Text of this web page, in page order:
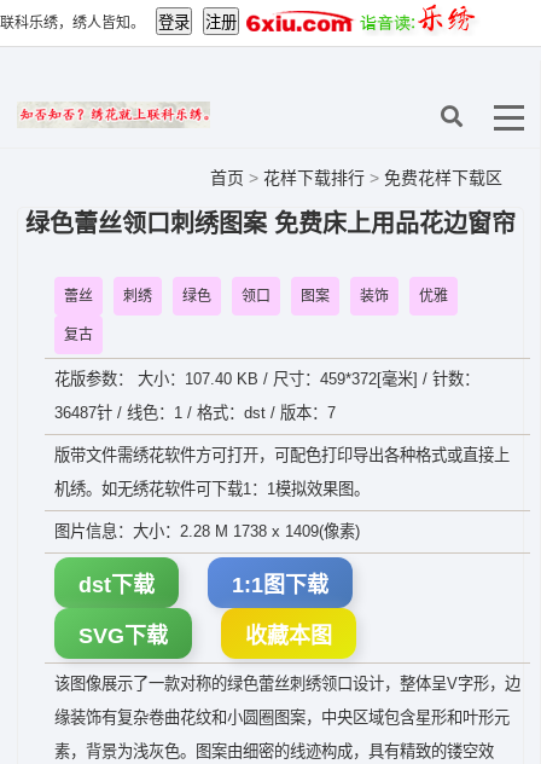
联科乐绣，绣人皆知。
首页 > 花样下载排行 > 免费花样下载区
绿色蕾丝领口刺绣图案 免费床上用品花边窗帘
蕾丝 刺绣 绿色 领口 图案 装饰 优雅
复古
花版参数： 大小：107.40 KB / 尺寸：459*372[毫米] / 针数：
36487针 / 线色：1 / 格式：dst / 版本：7
版带文件需绣花软件方可打开，可配色打印导出各种格式或直接上
机绣。如无绣花软件可下载1：1模拟效果图。
图片信息：大小：2.28 M 1738 x 1409(像素)
dst下载 1:1图下载
SVG下载 收藏本图
该图像展示了一款对称的绿色蕾丝刺绣领口设计，整体呈V字形，边
缘装饰有复杂卷曲花纹和小圆圈图案，中央区域包含星形和叶形元
素，背景为浅灰色。图案由细密的线迹构成，具有精致的镂空效